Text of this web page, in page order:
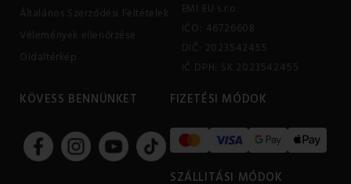
Általános Szerződési Feltételek
Vélemények ellenőrzése
Oldaltérkép
EMI EU s.r.o.
IČO: 46726608
DIČ: 2023542455
IČ DPH: SK 2023542455
KÖVESS BENNÜNKET FIZETÉSI MÓDOK
SZÁLLITÁSI MÓDOK